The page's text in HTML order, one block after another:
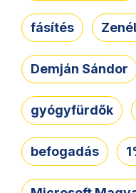
fásítés
Demján Sándor
gyógyfürdők
befogadás